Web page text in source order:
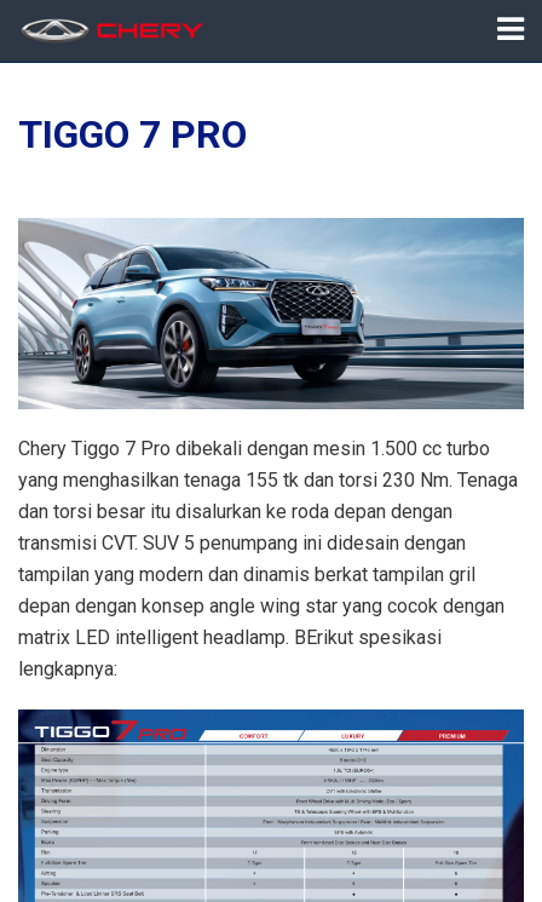
TIGGO 7 PRO
Chery Tiggo 7 Pro dibekali dengan mesin 1.500 cc turbo
yang menghasilkan tenaga 155 tk dan torsi 230 Nm. Tenaga
dan torsi besar itu disalurkan ke roda depan dengan
transmisi CVT. SUV 5 penumpang ini didesain dengan
tampilan yang modern dan dinamis berkat tampilan gril
depan dengan konsep angle wing star yang cocok dengan
matrix LED intelligent headlamp. BErikut spesikasi
lengkapnya: